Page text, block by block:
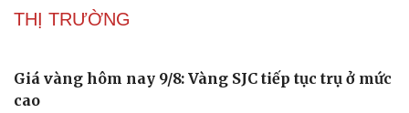
Sản phụ khoa
Nhi khoa
Phòng mạch online
Ăn sạch sống khỏe
THỊ TRƯỜNG